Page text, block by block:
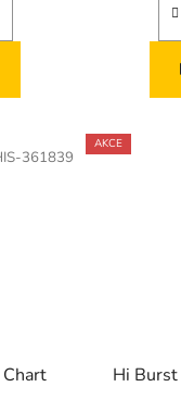
361839
AKCE
Hi